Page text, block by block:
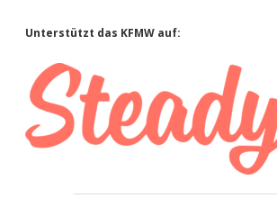
Sidebar
Unterstützt das KFMW auf: